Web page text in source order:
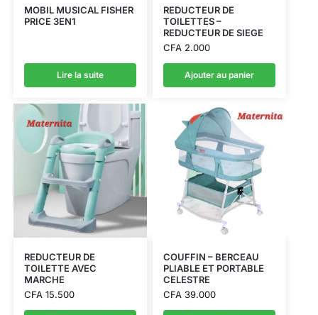
MOBIL MUSICAL FISHER
PRICE 3EN1
Lire la suite
REDUCTEUR DE
TOILETTES –
REDUCTEUR DE SIEGE
CFA2.000
Ajouter au panier
REDUCTEUR DE
TOILETTE AVEC
MARCHE
CFA15.500
COUFFIN – BERCEAU
PLIABLE ET PORTABLE
CELESTRE
CFA39.000